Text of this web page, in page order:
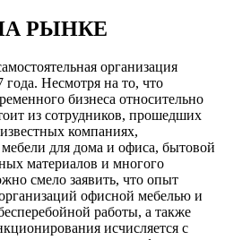
РЫНКЕ
организация
года. Несмотря на то, что
бизнеса относительно
из сотрудников, прошедших
компаниях,
для дома и офиса, бытовой
материалов и многого
смело заявить, что опыт
офисной мебелью и
работы, а также
исчисляется с